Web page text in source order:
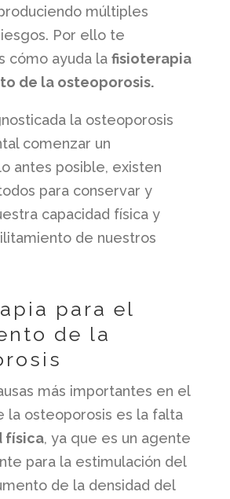
múltiples
Por ello te
cómo ayuda la fisioterapia
de la osteoporosis.
la osteoporosis
comenzar un
antes posible, existen
para conservar y
capacidad física y
de nuestros
para el
de la
más importantes en el
la osteoporosis es la falta
física, ya que es un agente
para la estimulación del
de la densidad del